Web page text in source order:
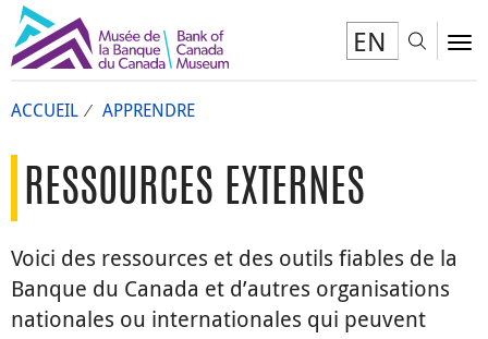
EN
ACCUEIL APPRENDRE
RESSOURCES EXTERNES
Voici des ressources et des outils fiables de la
Banque du Canada et d’autres organisations
nationales ou internationales qui peuvent